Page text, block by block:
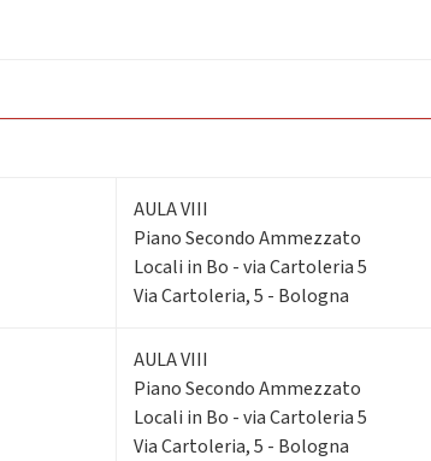
AULA VIII
Piano Secondo Ammezzato
Locali in Bo - via Cartoleria 5
Via Cartoleria, 5 - Bologna
AULA VIII
Piano Secondo Ammezzato
Locali in Bo - via Cartoleria 5
Via Cartoleria, 5 - Bologna